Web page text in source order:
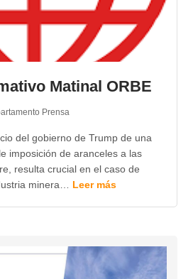
Matinal ORBE
Prensa
del gobierno de Trump de una
imposición de aranceles a las
resulta crucial en el caso de
minera… Leer más